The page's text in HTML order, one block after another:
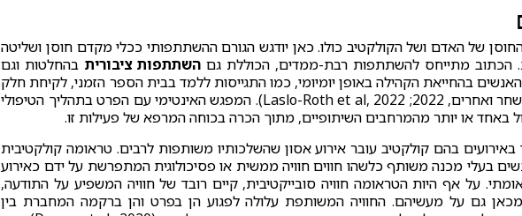
של האדם ושל הקולקטיב כולו. כאן יודגש הגורם ההשתתפותי ככלי מקדם חוסן ושליטה
הכתוב מתייחס להשתתפות רבת-ממדים, הכוללת גםהשתתפות ציבורית בהחלטות וגם
בהחייאת הקהילה באופן יומיומי, כמו התגייסות ללמד בבית הספר הזמני, לקיחת חלק
בוועדות, השתתפות בתורנויות ועוד (שחר ואחרים, 2022; Laslo-Roth et al, 2022). המפגש האינטימי עם הפרט בתהליך הטיפולי
באחד או יותר מהמרחבים השיתופיים, מתוך הכרה בכוחה המרפא של פעילות זו.
באירועים בהם קולקטיב עובר אירוע אסון שהשלכותיו משותפות לרבים. טראומה קולקטיבית
בעלי מכנה משותף כלשהו חווים חוויה ממשית או פסיכולוגית המתפרשת על ידם כאירוע
על אף היות הטראומה חוויה סובייקטיבית, קיים רובד של חוויה המשפיע על התודעה,
גם על מעשיהם. החוויה המשותפת עלולה לפגוע הן בפרט והן ברקמה המחברת בין